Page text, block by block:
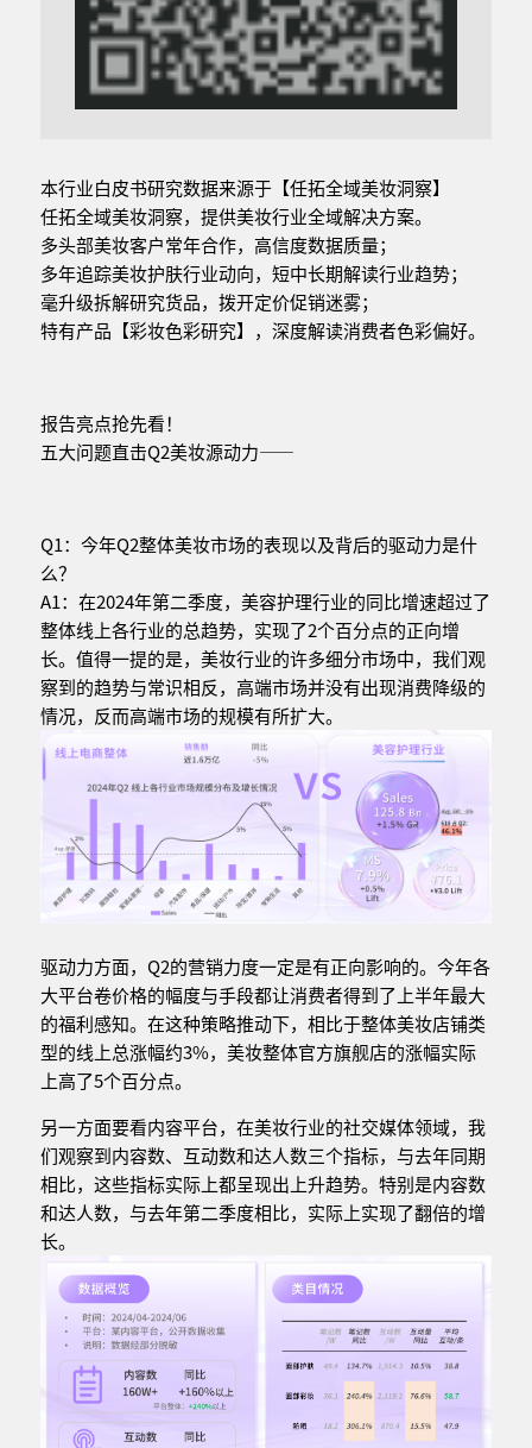
本行业白皮书研究数据来源于【任拓全域美妆洞察】
任拓全域美妆洞察，提供美妆行业全域解决方案。
多头部美妆客户常年合作，高信度数据质量；
多年追踪美妆护肤行业动向，短中长期解读行业趋势；
毫升级拆解研究货品，拨开定价促销迷雾；
特有产品【彩妆色彩研究】，深度解读消费者色彩偏好。
报告亮点抢先看！
五大问题直击Q2美妆源动力——
Q1：今年Q2整体美妆市场的表现以及背后的驱动力是什
么？
A1：在2024年第二季度，美容护理行业的同比增速超过了
整体线上各行业的总趋势，实现了2个百分点的正向增
长。值得一提的是，美妆行业的许多细分市场中，我们观
察到的趋势与常识相反，高端市场并没有出现消费降级的
情况，反而高端市场的规模有所扩大。
驱动力方面，Q2的营销力度一定是有正向影响的。今年各
大平台卷价格的幅度与手段都让消费者得到了上半年最大
的福利感知。在这种策略推动下，相比于整体美妆店铺类
型的线上总涨幅约3%，美妆整体官方旗舰店的涨幅实际
上高了5个百分点。
另一方面要看内容平台，在美妆行业的社交媒体领域，我
们观察到内容数、互动数和达人数三个指标，与去年同期
相比，这些指标实际上都呈现出上升趋势。特别是内容数
和达人数，与去年第二季度相比，实际上实现了翻倍的增
长。